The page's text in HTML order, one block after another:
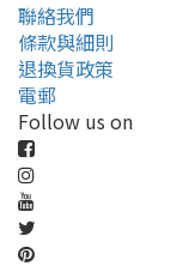
聯絡我們
條款與細則
退換貨政策
電郵
Follow us on